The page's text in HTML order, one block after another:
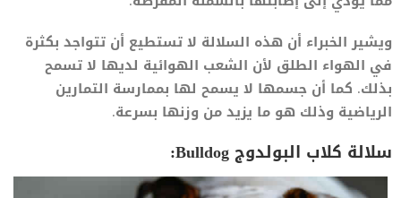
ويشير الخبراء أن هذه السلالة لا تستطيع أن تتواجد بكثرة
في الهواء الطلق لأن الشعب الهوائية لديها لا تسمح
بذلك. كما أن جسمها لا يسمح لها بممارسة التمارين
الرياضية وذلك هو ما يزيد من وزنها بسرعة.
سلالة كلاب البولدوج Bulldog: